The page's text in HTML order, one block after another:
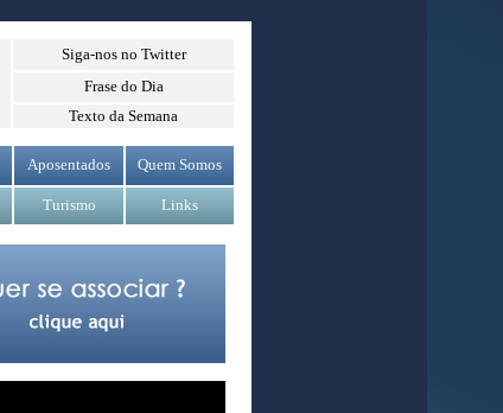
Siga-nos no Twitter
Frase do Dia
Texto da Semana
Aposentados Quem Somos
Turismo Links